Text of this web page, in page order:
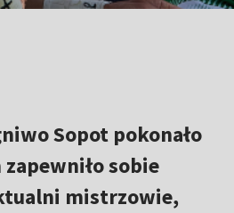
Sopot pokonało
sobie
mistrzowie,